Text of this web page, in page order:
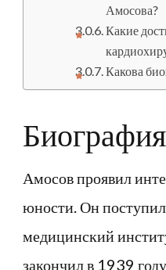
Амосова?
Какие
Какова
Биография
Амосов проявил
юности. Он
медицинский
закончил в 1939